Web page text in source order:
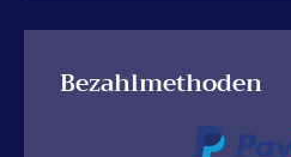
Bezahlmethoden